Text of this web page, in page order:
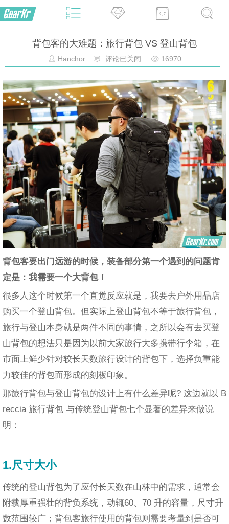
背包客的大难题：旅行背包 VS 登山背包
Hanchor 评论已关闭 16970
背包客要出门远游的时候，装备部分第一个遇到的问题肯
定是：我需要一个大背包！
很多人这个时候第一个直觉反应就是，我要去户外用品店
购买一个登山背包。但实际上登山背包不等于旅行背包，
旅行与登山本身就是两件不同的事情，之所以会有去买登
山背包的想法只是因为以前大家旅行大多携带行李箱，在
市面上鲜少针对较长天数旅行设计的背包下，选择负重能
力较佳的背包而形成的刻板印象。
那旅行背包与登山背包的设计上有什么差异呢? 这边就以 B
reccia 旅行背包 与传统登山背包七个显著的差异来做说
明：
1.尺寸大小
传统的登山背包为了应付长天数在山林中的需求，通常会
附载厚重强壮的背负系统，动辄60、70 升的容量，尺寸升
数范围较广；背包客旅行使用的背包则需要考量到是否可